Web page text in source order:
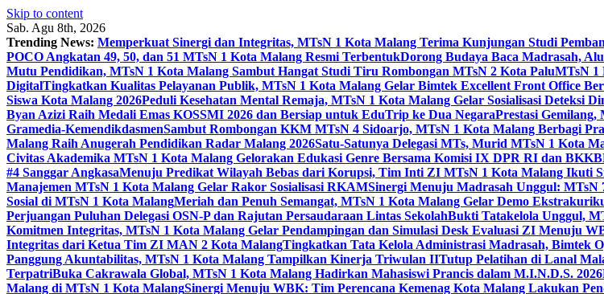
Skip to content
Sab. Agu 8th, 2026
Trending News: Memperkuat Sinergi dan Integritas, MTsN 1 Kota Malang Terima Kunjungan Studi
POCO Angkatan 49, 50, dan 51 MTsN 1 Kota Malang Resmi TerbentukDorong Budaya Baca Madrasah,
Mutu Pendidikan, MTsN 1 Kota Malang Sambut Hangat Studi Tiru Rombongan MTsN 2 Kota PaluMTsN 1
DigitalTingkatkan Kualitas Pelayanan Publik, MTsN 1 Kota Malang Gelar Bimtek Excellent Front Office
Siswa Kota Malang 2026Peduli Kesehatan Mental Remaja, MTsN 1 Kota Malang Gelar Sosialisasi Deteksi
Byan Azizi Raih Medali Emas KOSSMI 2026 dan Bersiap untuk EduTrip ke Dua NegaraPrestasi
Gramedia-KemendikdasmenSambut Rombongan KKM MTsN 4 Sidoarjo, MTsN 1 Kota Malang Berbagi
Malang Raih Anugerah Pendidikan Radar Malang 2026Satu-Satunya Delegasi MTs, Murid MTsN 1 Kota
Civitas Akademika MTsN 1 Kota Malang Gelorakan Edukasi Genre Bersama Komisi IX DPR RI dan
#4 Sanggar AngkasaMenuju Predikat Wilayah Bebas dari Korupsi, Tim Inti ZI MTsN 1 Kota Malang Ikuti
Manajemen MTsN 1 Kota Malang Gelar Rakor Sosialisasi RKAMSinergi Menuju Madrasah Unggul:
Sosial di MTsN 1 Kota MalangMeriah dan Penuh Semangat, MTsN 1 Kota Malang Gelar Demo
Perjuangan Puluhan Delegasi OSN-P dan Rajutan Persaudaraan Lintas SekolahBukti Tatakelola Unggul,
Komitmen Integritas, MTsN 1 Kota Malang Gelar Pendampingan dan Simulasi Desk Evaluasi ZI Menuju
Integritas dari Ketua Tim ZI MAN 2 Kota MalangTingkatkan Tata Kelola Administrasi Madrasah, Bimtek
Panggung Akuntabilitas, MTsN 1 Kota Malang Tampilkan Kinerja Triwulan IITutup Pelatihan di Lanal
TerpatriBuka Cakrawala Global, MTsN 1 Kota Malang Hadirkan Mahasiswi Prancis dalam M.I.N.D.S. 2026
Malang di MTsN 1 Kota MalangSinergi Menuju WBK: Tim Perencana Kemenag Kota Malang Lakukan